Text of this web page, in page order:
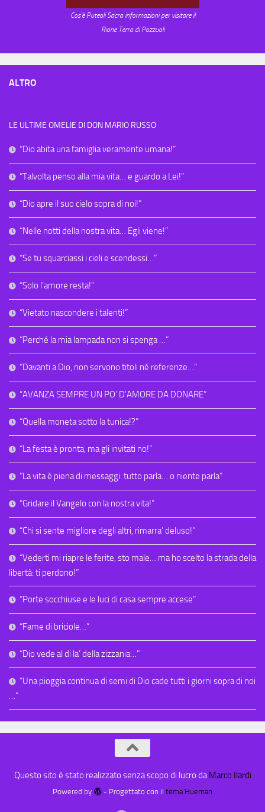
Cos'è Puteoli Sacra informazioni per visitare il
Rione Terra di Pozzuoli
ALTRO
LE ULTIME OMELIE DI DON MARIO RUSSO
“Dio abita una famiglia veramente umana!”
“Talvolta penso alla mia vita… e guardo a Lei!”
“Dio apre il suo cielo sopra di noi!”
“Nelle notti della nostra vita… Egli viene!”
“Se tu squarciassi i cieli e scendessi…”
“Solo l’amore resta!”
“Vietato nascondere i talenti!”
“Perché la mia lampada non si spenga …”
“Davanti a Dio, non servono titoli né referenze…”
“AVANZA SEMPRE UN PO’ D’AMORE DA DONARE”
“Quella moneta sotto la tunica!?”
“La festa è pronta, ma gli invitati no!”
“La vita è piena di messaggi: tutto parla… o niente parla”
“Gridare il Vangelo con la nostra vita!”
“Chi si sente migliore degli altri, rimarra’ deluso!”
“Vederti mi riapre le ferite, sto male… ma ho scelto la strada della
libertà: ti perdono!”
“Porte socchiuse e le luci di casa sempre accese”
“Fame di briciole…”
“Dio vede al di la’ della zizzania…”
“Una pioggia continua di semi di Dio cade tutti i giorni sopra di noi
…”
Questo sito è stato realizzato senza scopo di lucro daMarco Ilardi
Powered by - Progettato con il tema Hueman